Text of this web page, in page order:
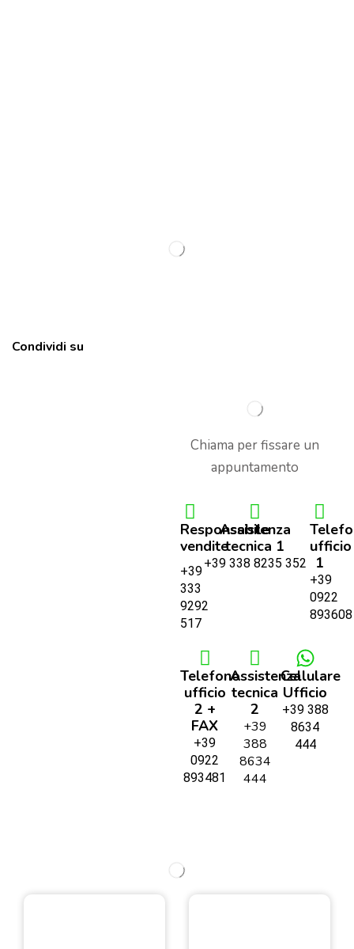
Condividi su
Chiama per fissare un
appuntamento
Responsabile
vendite
+39
333
9292
517
Assistenza
tecnica 1
+39 338 8235 352
ufficio
1
+39
0922
893608
Telefono
ufficio
2 +
FAX
+39
0922
893481
Assistenza
tecnica
2
+39
388
8634
444
Cellulare
Ufficio
+39 388
8634
444